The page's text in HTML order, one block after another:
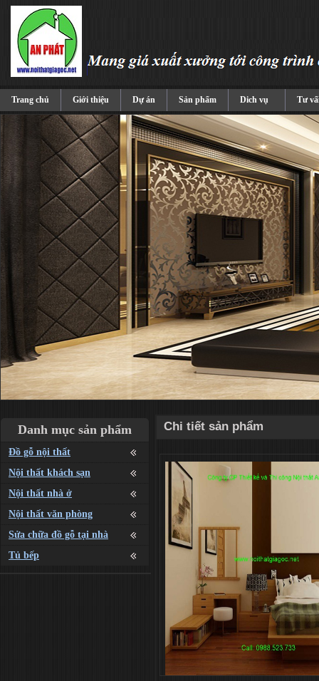
Trang chủ Giới thiệu Dự án Sản phẩm Dich vụ Tư
Danh mục sản phẩm
Đồ gỗ nội thất
Nội thất khách sạn
Nội thất nhà ở
Nội thất văn phòng
Sửa chữa đồ gỗ tại nhà
Tủ bếp
Chi tiết sản phẩm